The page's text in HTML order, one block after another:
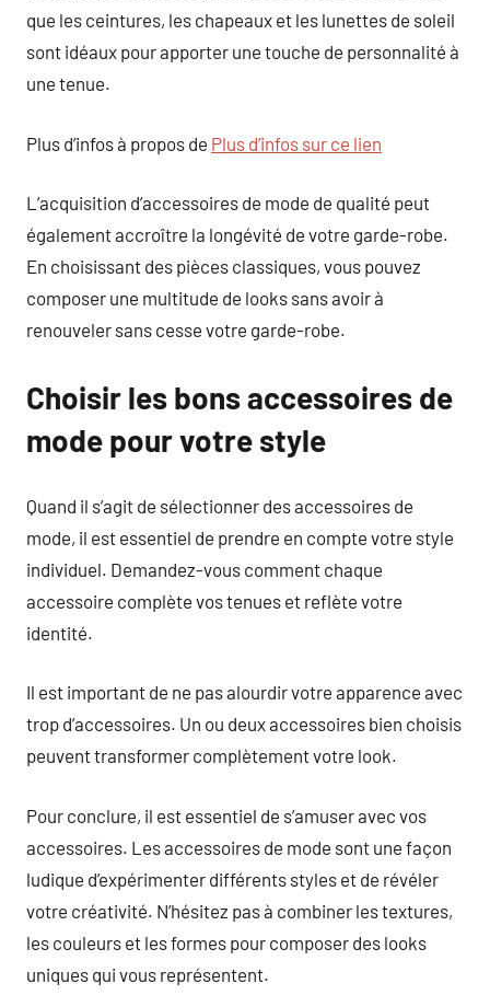
que les ceintures, les chapeaux et les lunettes de soleil
sont idéaux pour apporter une touche de personnalité à
une tenue.
Plus d’infos à propos de Plus d’infos sur ce lien
L’acquisition d’accessoires de mode de qualité peut
également accroître la longévité de votre garde-robe.
En choisissant des pièces classiques, vous pouvez
composer une multitude de looks sans avoir à
renouveler sans cesse votre garde-robe.
Choisir les bons accessoires de
mode pour votre style
Quand il s’agit de sélectionner des accessoires de
mode, il est essentiel de prendre en compte votre style
individuel. Demandez-vous comment chaque
accessoire complète vos tenues et reflète votre
identité.
Il est important de ne pas alourdir votre apparence avec
trop d’accessoires. Un ou deux accessoires bien choisis
peuvent transformer complètement votre look.
Pour conclure, il est essentiel de s’amuser avec vos
accessoires. Les accessoires de mode sont une façon
ludique d’expérimenter différents styles et de révéler
votre créativité. N’hésitez pas à combiner les textures,
les couleurs et les formes pour composer des looks
uniques qui vous représentent.